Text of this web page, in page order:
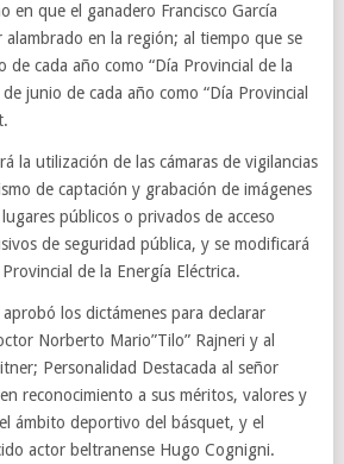
en que el ganadero Francisco García
en la región; al tiempo que se
de cada año como “Día Provincial de la
junio de cada año como “Día Provincial
la utilización de las cámaras de vigilancias
de captación y grabación de imágenes
públicos o privados de acceso
de seguridad pública, y se modificará
de la Energía Eléctrica.
los dictámenes para declarar
Norberto Mario”Tilo” Rajneri y al
Personalidad Destacada al señor
reconocimiento a sus méritos, valores y
ámbito deportivo del básquet, y el
actor beltranense Hugo Cognigni.